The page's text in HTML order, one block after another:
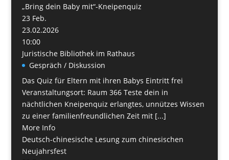
„Bring dein Baby mit“-Kneipenquiz
23 Feb.
23.02.2026
10:00
Juristische Bibliothek im Rathaus
Gespräch / Diskussion
Das Quiz für Eltern mit ihren Babys Eintritt frei
Veranstaltungsort: Raum 366 Teste dein in
nächtlichen Kneipenquiz erlangtes, unnützes Wissen
zu einer familienfreundlichen Zeit mit [...]
More Info
Deutsch-chinesische Lesung zum chinesischen
Neujahrsfest